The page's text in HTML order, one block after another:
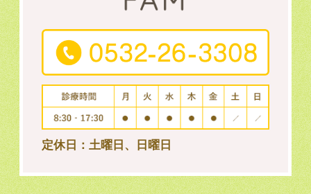
定休日：土曜日、日曜日